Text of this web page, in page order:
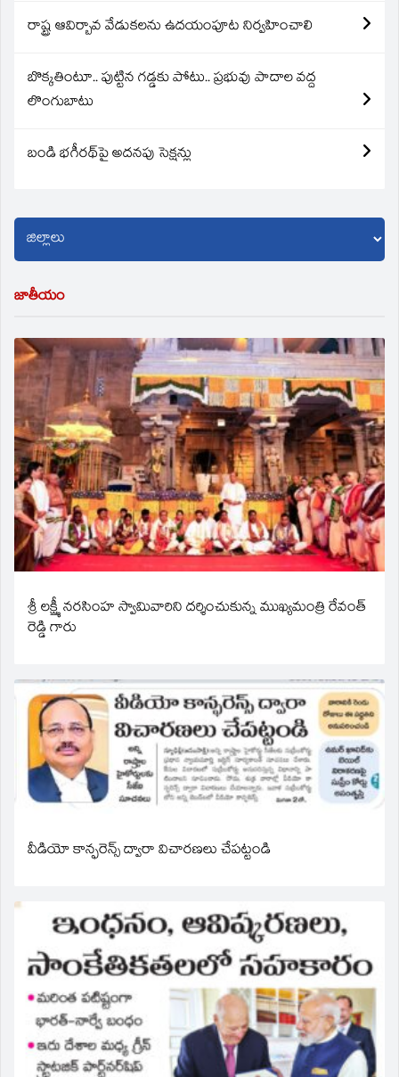
రాష్ట్ర ఆవిర్బావ వేడుకలను ఉదయంపూట నిర్వహించాలి
బొక్కతింటూ.. పుట్టిన గడ్డకు పోటు.. ప్రభువు పాదాల వద్ద
లొంగుబాటు
బండి భగీరథ్‌పై అదనపు సెక్షన్లు
జాతీయం
శ్రీ లక్ష్మీ నరసింహ స్వామివారిని దర్శించుకున్న ముఖ్యమంత్రి రేవంత్
రెడ్డి గారు
వీడియో కాన్ఫరెన్స్ ద్వారా విచారణలు చేపట్టండి